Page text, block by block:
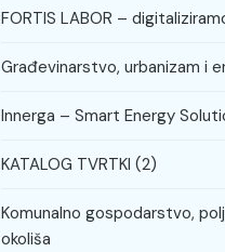
FORTIS LABOR –
Građevinarstvo, urbanizam i
Innerga – Smart Energy
KATALOG TVRTKI (2)
Komunalno gospodarstvo,
okoliša